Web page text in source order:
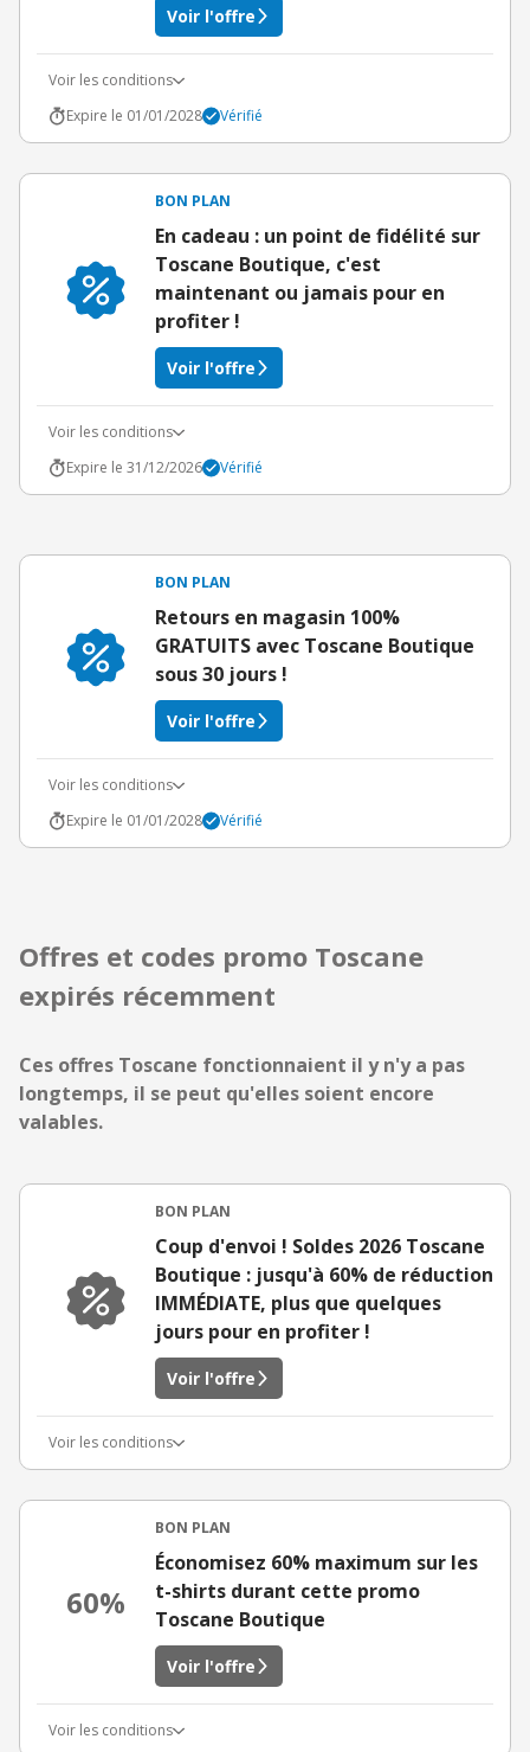
Voir l'offre
Voir les conditions
Expire le 01/01/2028
Vérifié
BON PLAN
En cadeau : un point de fidélité sur
Toscane Boutique, c'est
maintenant ou jamais pour en
profiter !
Voir l'offre
Voir les conditions
Expire le 31/12/2026
Vérifié
BON PLAN
Retours en magasin 100%
GRATUITS avec Toscane Boutique
sous 30 jours !
Voir l'offre
Voir les conditions
Expire le 01/01/2028
Vérifié
Offres et codes promo Toscane
expirés récemment
Ces offres Toscane fonctionnaient il y n'y a pas
longtemps, il se peut qu'elles soient encore
valables.
BON PLAN
Coup d'envoi ! Soldes 2026 Toscane
Boutique : jusqu'à 60% de réduction
IMMÉDIATE, plus que quelques
jours pour en profiter !
Voir l'offre
Voir les conditions
60%
BON PLAN
Économisez 60% maximum sur les
t-shirts durant cette promo
Toscane Boutique
Voir l'offre
Voir les conditions